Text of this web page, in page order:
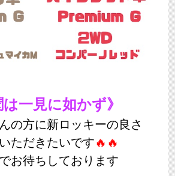
は一見に如かず》
の方に新ロッキーの良さ
ただきたいです🔥🔥
お待ちしております